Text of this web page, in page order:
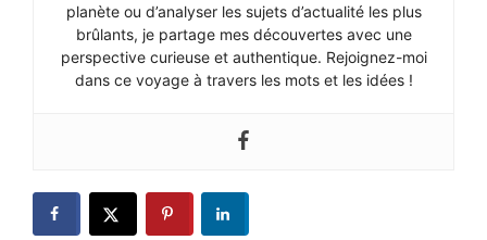
planète ou d’analyser les sujets d’actualité les plus
brûlants, je partage mes découvertes avec une
perspective curieuse et authentique. Rejoignez-moi
dans ce voyage à travers les mots et les idées !